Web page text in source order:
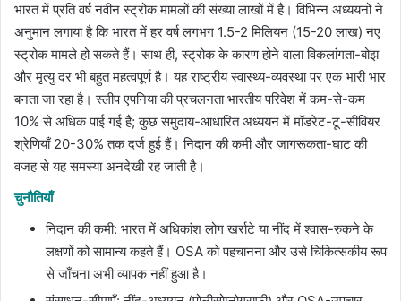
भारत में प्रति वर्ष नवीन स्ट्रोक मामलों की संख्या लाखों में है। विभिन्न अध्ययनों ने
अनुमान लगाया है कि भारत में हर वर्ष लगभग 1.5-2 मिलियन (15-20 लाख) नए
स्ट्रोक मामले हो सकते हैं। साथ ही, स्ट्रोक के कारण होने वाला विकलांगता-बोझ
और मृत्यु दर भी बहुत महत्वपूर्ण है। यह राष्ट्रीय स्वास्थ्य-व्यवस्था पर एक भारी भार
बनता जा रहा है। स्लीप एपनिया की प्रचलनता भारतीय परिवेश में कम-से-कम
10% से अधिक पाई गई है; कुछ समुदाय-आधारित अध्ययन में मॉडरेट-टू-सीवियर
श्रेणियाँ 20-30% तक दर्ज हुई हैं। निदान की कमी और जागरूकता-घाट की
वजह से यह समस्या अनदेखी रह जाती है।
चुनौतियाँ
निदान की कमी: भारत में अधिकांश लोग खर्राटे या नींद में श्वास-रुकने के
लक्षणों को सामान्य कहते हैं। OSA को पहचानना और उसे चिकित्सकीय रूप
से जाँचना अभी व्यापक नहीं हुआ है।